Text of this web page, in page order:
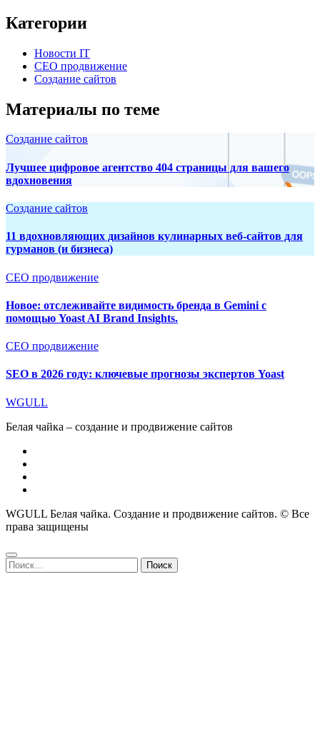
Категории
Новости IT
СЕО продвижение
Создание сайтов
Материалы по теме
Создание сайтов
Лучшее цифровое агентство 404 страницы для вашего
вдохновения
Создание сайтов
11 вдохновляющих дизайнов кулинарных веб-сайтов для
гурманов (и бизнеса)
СЕО продвижение
Новое: отслеживайте видимость бренда в Gemini с
помощью Yoast AI Brand Insights.
СЕО продвижение
SEO в 2026 году: ключевые прогнозы экспертов Yoast
WGULL
Белая чайка – создание и продвижение сайтов
WGULL Белая чайка. Создание и продвижение сайтов. © Все
права защищены
Найти: